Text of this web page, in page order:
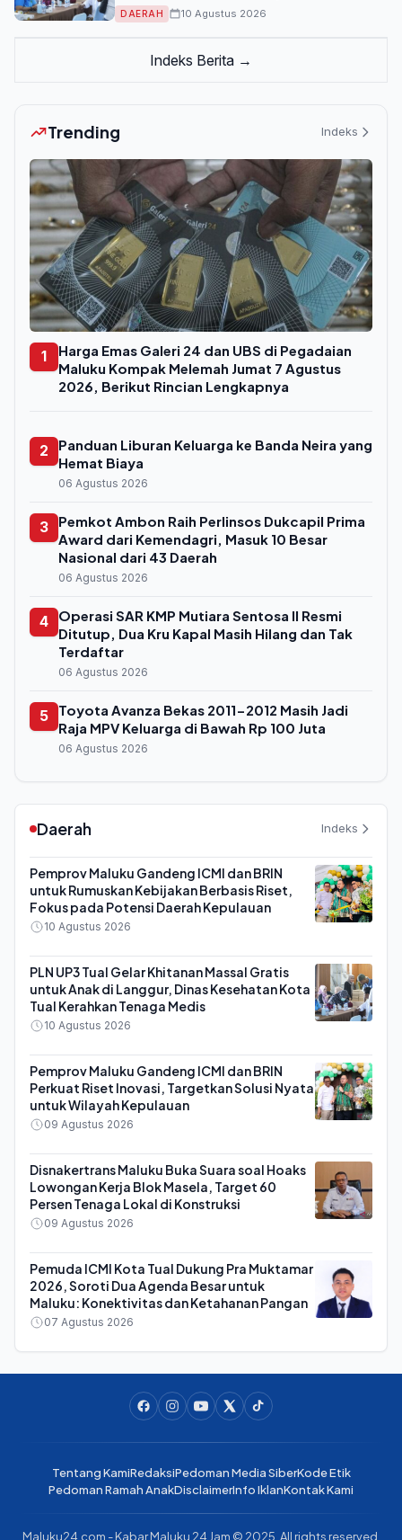
DAERAH 10 Agustus 2026
Indeks Berita →
Trending Indeks
1
Harga Emas Galeri 24 dan UBS di Pegadaian
Maluku Kompak Melemah Jumat 7 Agustus
2026, Berikut Rincian Lengkapnya
2
Panduan Liburan Keluarga ke Banda Neira yang
Hemat Biaya
06 Agustus 2026
3
Pemkot Ambon Raih Perlinsos Dukcapil Prima
Award dari Kemendagri, Masuk 10 Besar
Nasional dari 43 Daerah
06 Agustus 2026
4
Operasi SAR KMP Mutiara Sentosa II Resmi
Ditutup, Dua Kru Kapal Masih Hilang dan Tak
Terdaftar
06 Agustus 2026
5
Toyota Avanza Bekas 2011-2012 Masih Jadi
Raja MPV Keluarga di Bawah Rp 100 Juta
06 Agustus 2026
Daerah Indeks
Pemprov Maluku Gandeng ICMI dan BRIN
untuk Rumuskan Kebijakan Berbasis Riset,
Fokus pada Potensi Daerah Kepulauan
10 Agustus 2026
PLN UP3 Tual Gelar Khitanan Massal Gratis
untuk Anak di Langgur, Dinas Kesehatan Kota
Tual Kerahkan Tenaga Medis
10 Agustus 2026
Pemprov Maluku Gandeng ICMI dan BRIN
Perkuat Riset Inovasi, Targetkan Solusi Nyata
untuk Wilayah Kepulauan
09 Agustus 2026
Disnakertrans Maluku Buka Suara soal Hoaks
Lowongan Kerja Blok Masela, Target 60
Persen Tenaga Lokal di Konstruksi
09 Agustus 2026
Pemuda ICMI Kota Tual Dukung Pra Muktamar
2026, Soroti Dua Agenda Besar untuk
Maluku: Konektivitas dan Ketahanan Pangan
07 Agustus 2026
Tentang KamiRedaksiPedoman Media SiberKode Etik
Pedoman Ramah AnakDisclaimerInfo IklanKontak Kami
Maluku24.com - Kabar Maluku 24 Jam © 2025. All rights reserved.